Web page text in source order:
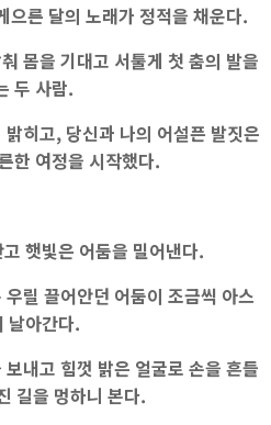
으른 달의 노래가 정적을 채운다.
몸을 기대고 서툴게 첫 춤의 발을
두 사람.
히고, 당신과 나의 어설픈 발짓은
한 여정을 시작했다.
햇빛은 어둠을 밀어낸다.
릴 끌어안던 어둠이 조금씩 아스
날아간다.
내고 힘껏 밝은 얼굴로 손을 흔들
길을 멍하니 본다.